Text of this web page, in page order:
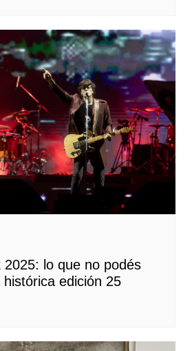
2025: lo que no podés
edición 25